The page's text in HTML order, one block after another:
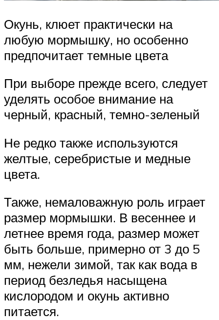
Окунь, клюет практически на
любую мормышку, но особенно
предпочитает темные цвета
При выборе прежде всего, следует
уделять особое внимание на
черный, красный, темно-зеленый
Не редко также используются
желтые, серебристые и медные
цвета.
Также, немаловажную роль играет
размер мормышки. В весеннее и
летнее время года, размер может
быть больше, примерно от 3 до 5
мм, нежели зимой, так как вода в
период безледья насыщена
кислородом и окунь активно
питается.